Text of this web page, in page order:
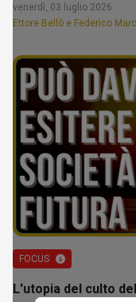
venerdì, 03 luglio 2026
Ettore Bellò e Federico
FOCUS
L'utopia del culto